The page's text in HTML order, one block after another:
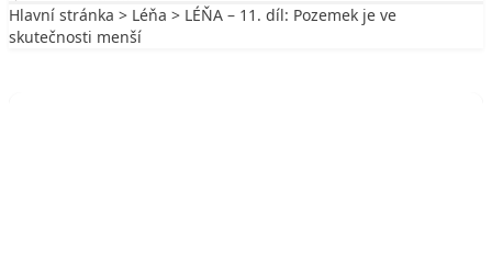
Hlavní stránka > Léňa > LÉŇA – 11. díl: Pozemek je ve
skutečnosti menší